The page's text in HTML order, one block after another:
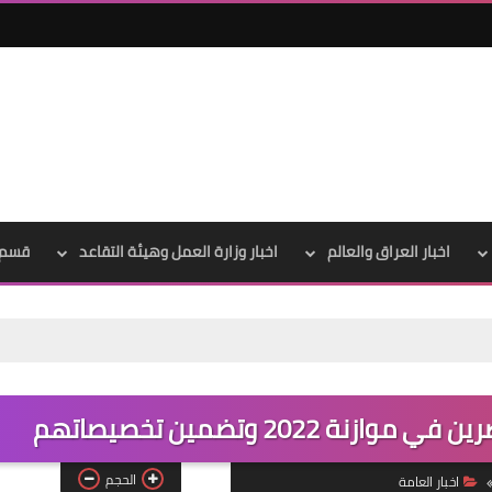
اخبار العراق والعالم اخبار وزارة العمل وهيئة التقاعد قسم
وتضمين تخصيصاتهم
اخبار العامة الحجم